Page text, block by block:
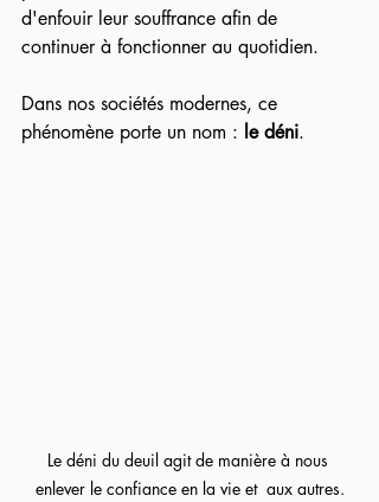
d'enfouir leur souffrance afin de
continuer à fonctionner au quotidien.
Dans nos sociétés modernes, ce
phénomène porte un nom : le déni.
Le déni du deuil agit de manière à nous
enlever le confiance en la vie et  aux autres.